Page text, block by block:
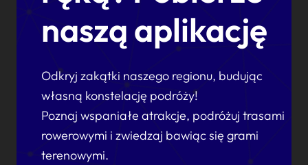
naszą aplikację
Odkryj zakątki naszego regionu, budując
własną konstelację podróży!
Poznaj wspaniałe atrakcje, podróżuj trasami
rowerowymi i zwiedzaj bawiąc się grami
terenowymi.